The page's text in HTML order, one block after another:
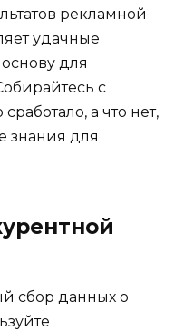
рекламной
удачные
для
с
а что нет,
знания для
сбор данных о